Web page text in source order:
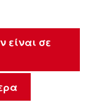
είναι σε